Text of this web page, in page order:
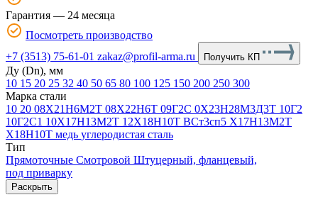
Гарантия — 24 месяца
Посмотреть производство
+7 (3513) 75-61-01 zakaz@profil-arma.ru Получить КП
Ду (Dn), мм
10 15 20 25 32 40 50 65 80 100 125 150 200 250 300
Марка стали
10 20 08Х21Н6М2Т 08Х22Н6Т 09Г2С 0Х23Н28М3Д3Т 10Г2
10Г2С1 10Х17Н13М2Т 12Х18Н10Т ВСт3сп5 Х17Н13М2Т
Х18Н10Т медь углеродистая сталь
Тип
Прямоточные Смотровой Штуцерный, фланцевый,
под приварку
Раскрыть